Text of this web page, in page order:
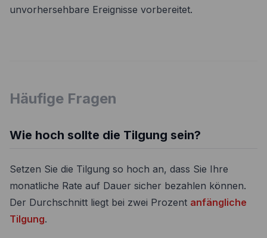
unvorhersehbare Ereignisse vorbereitet.
Häufige Fragen
Wie hoch sollte die Tilgung sein?
Setzen Sie die Tilgung so hoch an, dass Sie Ihre
monatliche Rate auf Dauer sicher bezahlen können.
Der Durchschnitt liegt bei zwei Prozent anfängliche
Tilgung.